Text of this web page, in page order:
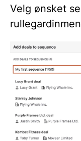
Velg ønsket